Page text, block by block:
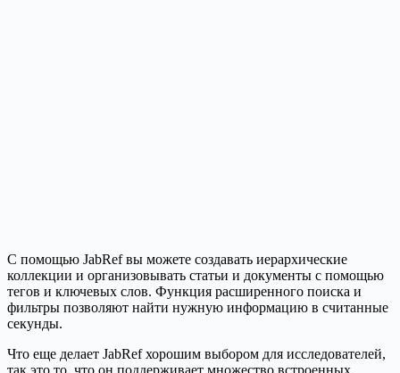
С помощью JabRef вы можете создавать иерархические
коллекции и организовывать статьи и документы с помощью
тегов и ключевых слов. Функция расширенного поиска и
фильтры позволяют найти нужную информацию в считанные
секунды.
Что еще делает JabRef хорошим выбором для исследователей,
так это то, что он поддерживает множество встроенных